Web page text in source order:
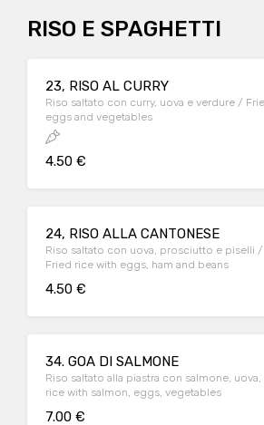
RISO E SPAGHETTI
23, RISO AL CURRY
Riso saltato con curry, uova e verdure /
eggs and vegetables
4.50 €
24, RISO ALLA CANTONESE
Riso saltato con uova, prosciutto e piselli /
Fried rice with eggs, ham and beans
4.50 €
34. GOA DI SALMONE
Riso saltato alla piastra con salmone,
rice with salmon, eggs, vegetables
7.00 €